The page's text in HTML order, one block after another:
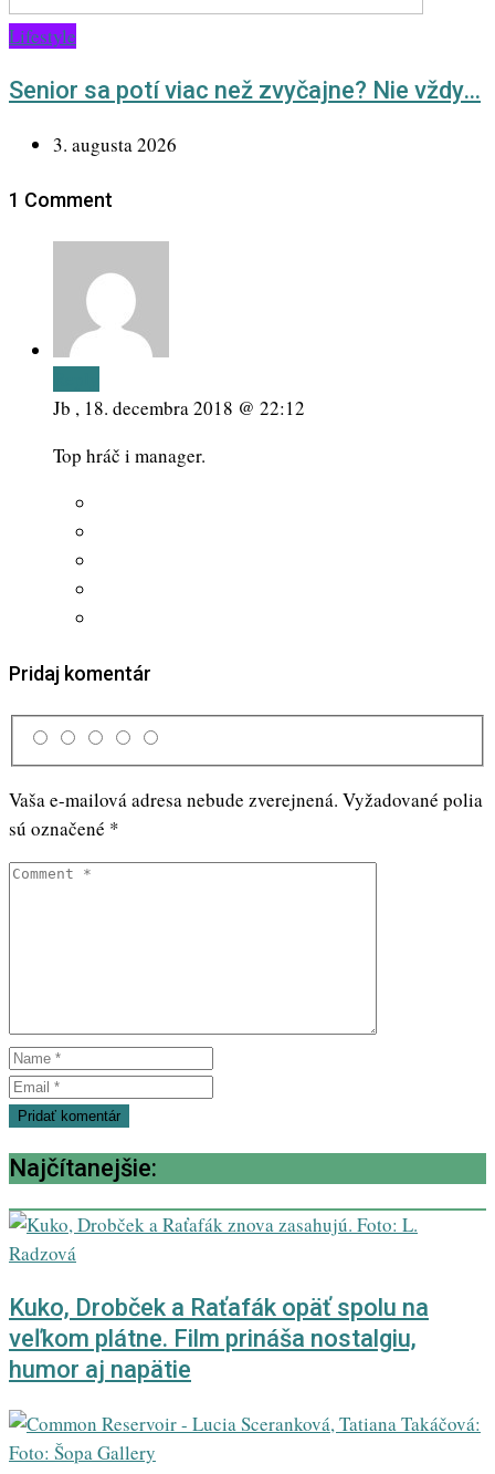
Lifestyle
Senior sa potí viac než zvyčajne? Nie vždy…
3. augusta 2026
1 Comment
Jb , 18. decembra 2018 @ 22:12
Top hráč i manager.
Pridaj komentár
Vaša e-mailová adresa nebude zverejnená. Vyžadované polia
sú označené *
Najčítanejšie:
Kuko, Drobček a Raťafák opäť spolu na
veľkom plátne. Film prináša nostalgiu,
humor aj napätie